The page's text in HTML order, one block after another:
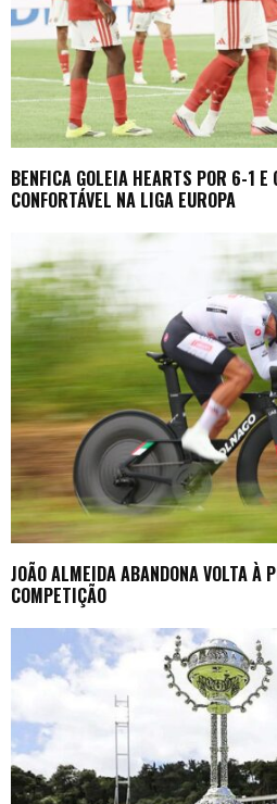
BENFICA GOLEIA HEARTS POR 6-1 E
CONFORTÁVEL NA LIGA EUROPA
JOÃO ALMEIDA ABANDONA VOLTA À
COMPETIÇÃO